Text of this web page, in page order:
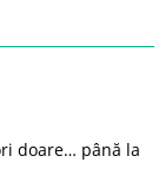
doare… până la